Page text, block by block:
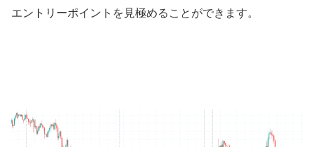
エントリーポイントを見極めることができます。